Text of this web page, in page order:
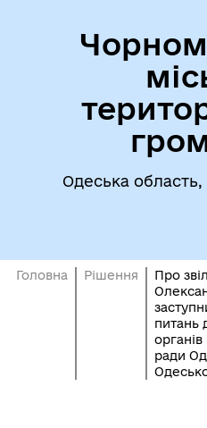
Одеська
Головна Рішення
Про
питань
ради